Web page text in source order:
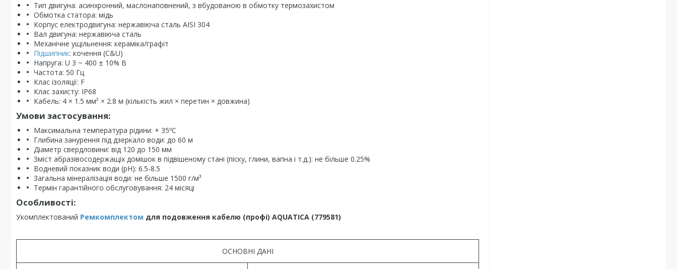
Тип двигуна: асинхронний, маслонаповнений, з вбудованою в обмотку термозахистом
Обмотка статора: мідь
Корпус електродвигуна: нержавіюча сталь AISI 304
Вал двигуна: нержавіюча сталь
Механічне ущільнення: кераміка/графіт
Підшипник: кочення (C&U)
Напруга: U 3 ~ 400 ± 10% В
Частота: 50 Гц
Клас ізоляції: F
Клас захисту: IP68
Кабель: 4 × 1.5 мм² × 2.8 м (кількість жил × перетин × довжина)
Умови застосування:
Максимальна температура рідини: + 35ºС
Глибина занурення під дзеркало води: до 60 м
Діаметр свердловини: від 120 до 150 мм
Зміст абразівосодержащіх домішок в підвішеному стані (піску, глини, вапна і т.д.): не більше 0.25%
Водневий показник води (рН): 6.5-8.5
Загальна мінералізація води: не більше 1500 г/м³
Термін гарантійного обслуговування: 24 місяці
Особливості:
Укомплектований Ремкомплектом для подовження кабелю (профі) AQUATICA (779581)
ОСНОВНІ ДАНІ